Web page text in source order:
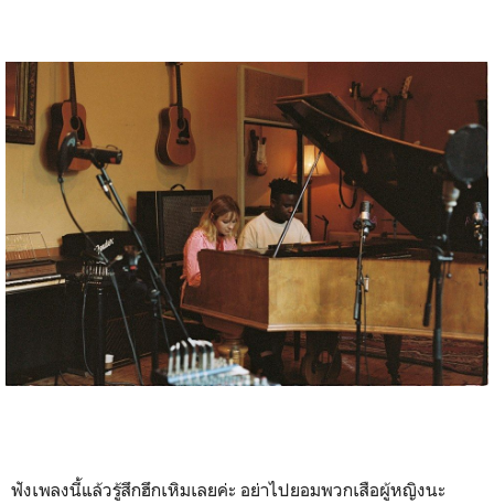
ฟังเพลงนี้แล้วรู้สึกฮึกเหิมเลยค่ะ อย่าไปยอมพวกเสือผู้หญิงนะ